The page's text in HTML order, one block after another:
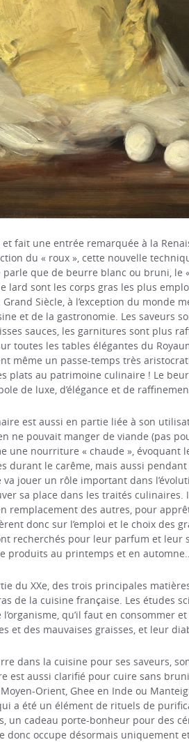
fait une entrée remarquée à la
du « roux », cette nouvelle
parle que de beurre blanc ou bruni,
lard sont les corps gras les plus
Siècle, à l’exception du monde
et de la gastronomie. Les saveurs
sauces, les garnitures sont plus
toutes les tables élégantes du
même un passe-temps très
plats au patrimoine culinaire ! Le
de luxe, d’élégance et de
est aussi en partie liée à son
ne pouvait manger de viande (pas
nourriture « chaude », évoquant
durant le carême, mais aussi
jouer un rôle important dans
sa place dans les traités culinaires.
remplacement des autres, pour
donc sur l’emploi et le choix des
recherchés pour leur parfum et leur
produits au printemps et en
du XXe, des trois principales
de la cuisine française. Les études
qu’il faut en consommer
et des mauvaises graisses, et leur
dans la cuisine pour ses saveurs,
est aussi clarifié pour cuire sans
Orient, Ghee en Inde ou
a été un élément de rituels de
un cadeau porte-bonheur pour des
donc occupe désormais uniquement